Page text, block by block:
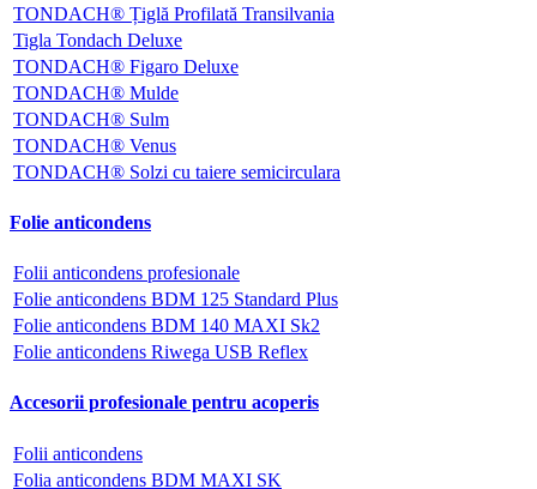
TONDACH® Țiglă Profilată Transilvania
Tigla Tondach Deluxe
TONDACH® Figaro Deluxe
TONDACH® Mulde
TONDACH® Sulm
TONDACH® Venus
TONDACH® Solzi cu taiere semicirculara
Folie anticondens
Folii anticondens profesionale
Folie anticondens BDM 125 Standard Plus
Folie anticondens BDM 140 MAXI Sk2
Folie anticondens Riwega USB Reflex
Accesorii profesionale pentru acoperis
Folii anticondens
Folia anticondens BDM MAXI SK